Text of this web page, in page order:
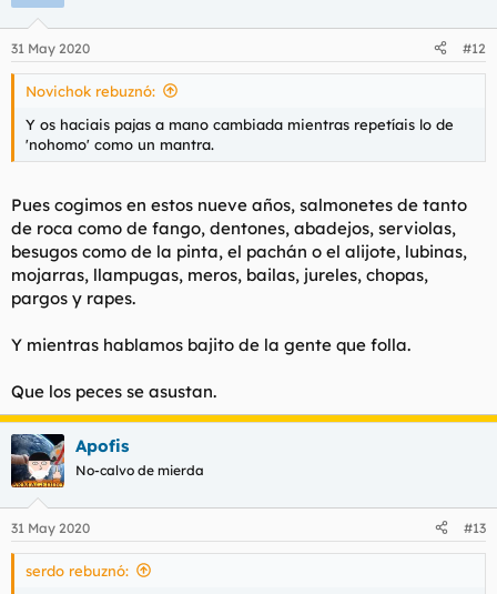
e
s
31 May 2020 #12
Novichok rebuznó:
Y os haciais pajas a mano cambiada mientras repetíais lo de
'nohomo' como un mantra.
Pues cogimos en estos nueve años, salmonetes de tanto
de roca como de fango, dentones, abadejos, serviolas,
besugos como de la pinta, el pachán o el alijote, lubinas,
mojarras, llampugas, meros, bailas, jureles, chopas,
pargos y rapes.
Y mientras hablamos bajito de la gente que folla.
Que los peces se asustan.
Apofis
No-calvo de mierda
31 May 2020 #13
serdo rebuznó: